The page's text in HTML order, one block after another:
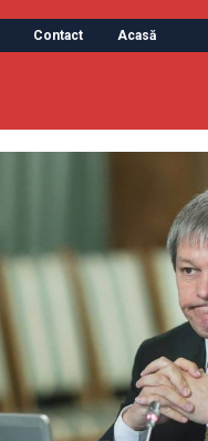
Contact Acasă